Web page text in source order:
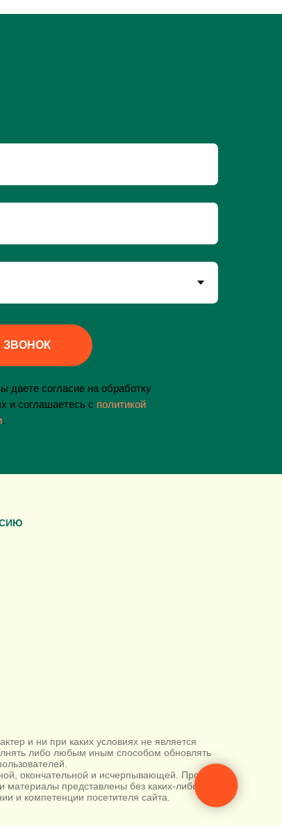
ЗВОНОК
даете согласие на обработку
и соглашаетесь c политикой
.
и ни при каких условиях не является
либо любым иным способом обновлять
окончательной и исчерпывающей. Просим
представлены без каких-либо
и компетенции посетителя сайта.